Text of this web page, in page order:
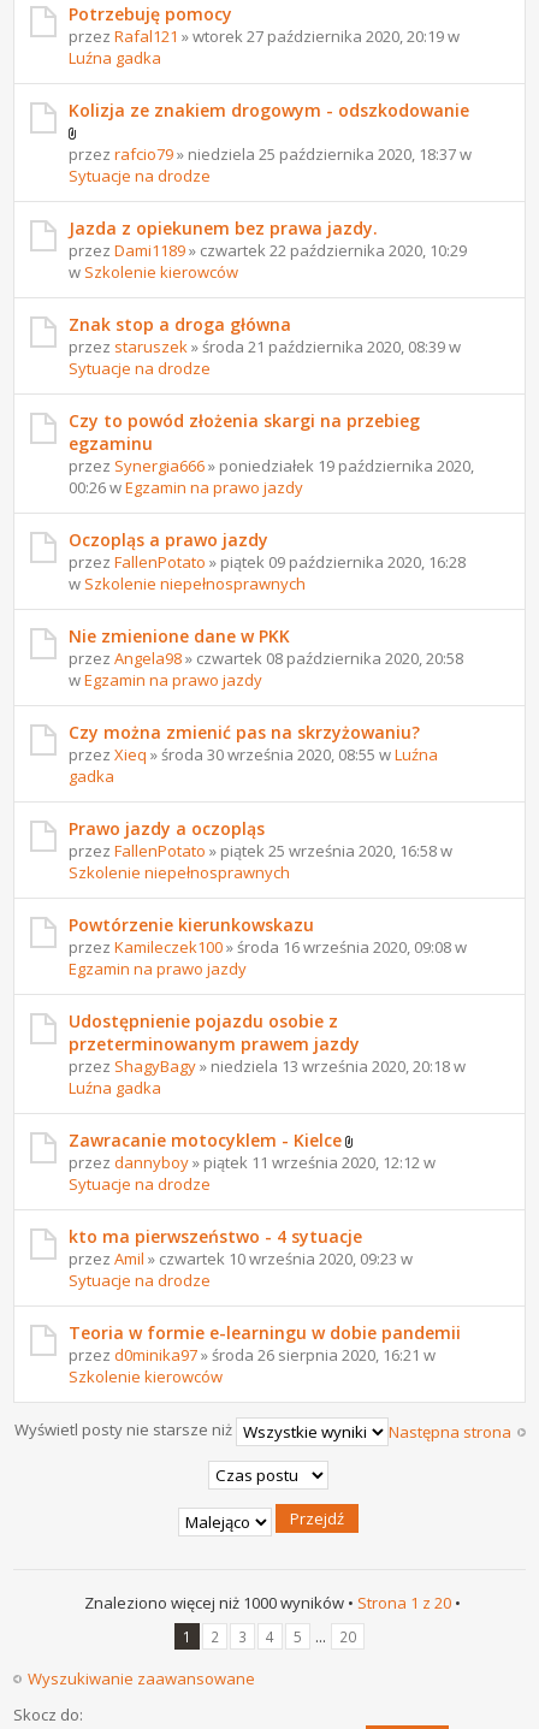
Potrzebuję pomocy
przezRafal121 » wtorek 27 października 2020, 20:19 w
Luźna gadka
Kolizja ze znakiem drogowym - odszkodowanie
przezrafcio79» niedziela 25 października 2020, 18:37 w
Sytuacje na drodze
Jazda z opiekunem bez prawa jazdy.
przezDami1189» czwartek 22 października 2020, 10:29
w Szkolenie kierowców
Znak stop a droga główna
przez staruszek » środa 21 października 2020, 08:39 w
Sytuacje na drodze
Czy to powód złożenia skargi na przebieg
egzaminu
przez Synergia666» poniedziałek 19 października 2020,
00:26 wEgzamin na prawo jazdy
Oczopląs a prawo jazdy
przezFallenPotato » piątek 09 października 2020, 16:28
w Szkolenie niepełnosprawnych
Nie zmienione dane w PKK
przezAngela98» czwartek 08 października 2020, 20:58
wEgzamin na prawo jazdy
Czy można zmienić pas na skrzyżowaniu?
przezXieq » środa 30 września 2020, 08:55 wLuźna
gadka
Prawo jazdy a oczopląs
przezFallenPotato » piątek 25 września 2020, 16:58 w
Szkolenie niepełnosprawnych
Powtórzenie kierunkowskazu
przezKamileczek100» środa 16 września 2020, 09:08 w
Egzamin na prawo jazdy
Udostępnienie pojazdu osobie z
przeterminowanym prawem jazdy
przez ShagyBagy» niedziela 13 września 2020, 20:18 w
Luźna gadka
Zawracanie motocyklem - Kielce
przezdannyboy» piątek 11 września 2020, 12:12 w
Sytuacje na drodze
kto ma pierwszeństwo - 4 sytuacje
przezAmil » czwartek 10 września 2020, 09:23 w
Sytuacje na drodze
Teoria w formie e-learningu w dobie pandemii
przezd0minika97» środa 26 sierpnia 2020, 16:21 w
Szkolenie kierowców
Następna strona
Wyświetl posty nie starsze niż
Znaleziono więcej niż 1000 wyników • Strona 1 z 20 •
1 2 3 4 5 ... 20
Wyszukiwanie zaawansowane
Skocz do: